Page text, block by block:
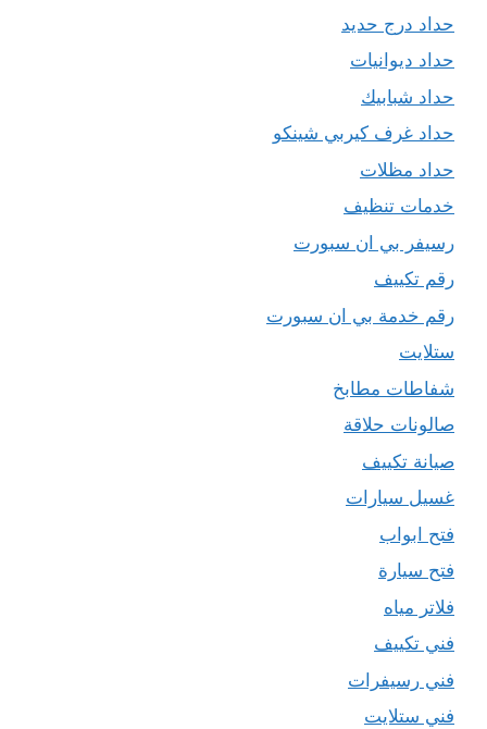
حداد درج حديد
حداد ديوانيات
حداد شبابيك
حداد غرف كيربي شينكو
حداد مظلات
خدمات تنظيف
رسيفر بي ان سبورت
رقم تكييف
رقم خدمة بي ان سبورت
ستلايت
شفاطات مطابخ
صالونات حلاقة
صيانة تكييف
غسيل سيارات
فتح ابواب
فتح سيارة
فلاتر مياه
فني تكييف
فني رسيفرات
فني ستلايت